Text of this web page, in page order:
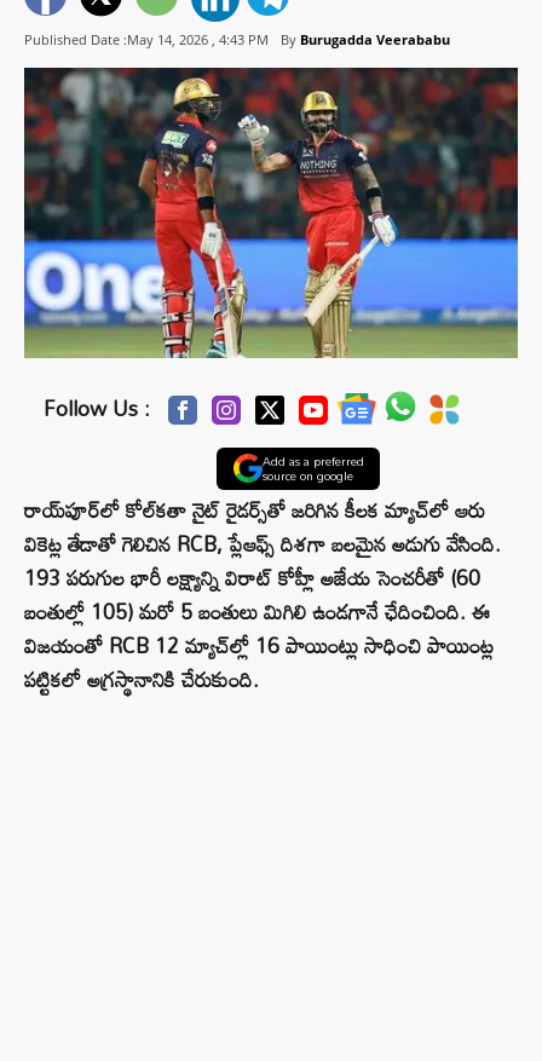
Published Date :May 14, 2026 , 4:43 PM By Burugadda Veerababu
Follow Us :
Add as a preferred
source on google
రాయ్‌పూర్‌లో కోల్‌కతా నైట్ రైడర్స్‌తో జరిగిన కీలక మ్యాచ్‌లో ఆరు
వికెట్ల తేడాతో గెలిచిన RCB, ప్లేఆఫ్స్ దిశగా బలమైన అడుగు వేసింది.
193 పరుగుల భారీ లక్ష్యాన్ని విరాట్ కోహ్లీ అజేయ సెంచరీతో (60
బంతుల్లో 105) మరో 5 బంతులు మిగిలి ఉండగానే ఛేదించింది. ఈ
విజయంతో RCB 12 మ్యాచ్‌ల్లో 16 పాయింట్లు సాధించి పాయింట్ల
పట్టికలో అగ్రస్థానానికి చేరుకుంది.